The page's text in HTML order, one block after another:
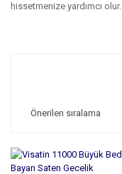
hissetmenize yardımcı olur.